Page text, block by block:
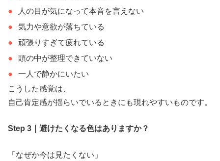
人の目が気になって本音を言えない
気力や意欲が落ちている
頑張りすぎて疲れている
頭の中が整理できていない
一人で静かにいたい
こうした感覚は、
自己肯定感が揺らいでいるときにも現れやすいものです。
Step 3｜避けたくなる色はありますか？
「なぜか今は見たくない」